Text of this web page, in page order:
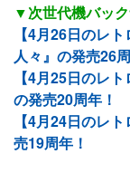
▼次世代機バッ
【4月26日のレ
人々』の発売26
【4月25日のレ
の発売20周年！
【4月24日のレ
売19周年！